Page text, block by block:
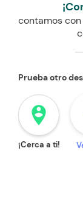
contamos
Prueba otro
person_pin_circle
¡Cerca a ti!